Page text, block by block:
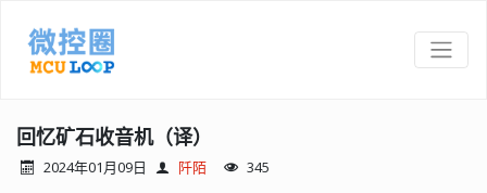
回忆矿石收音机（译）
2024年01月09日 阡陌 345